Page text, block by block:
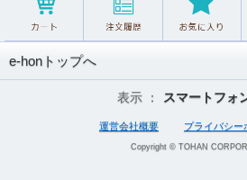
e-honトップへ
表示 ： スマートフォ
運営会社概要 プライバシー
Copyright © TOHAN